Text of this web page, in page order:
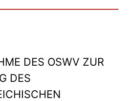
DES OSWV ZUR
DES